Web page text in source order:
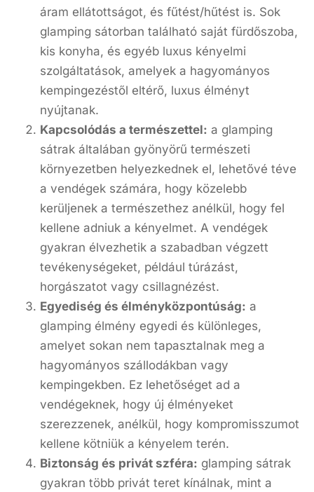
áram ellátottságot, és fűtést/hűtést is. Sok
glamping sátorban található saját fürdőszoba,
kis konyha, és egyéb luxus kényelmi
szolgáltatások, amelyek a hagyományos
kempingezéstől eltérő, luxus élményt
nyújtanak.
Kapcsolódás a természettel: a glamping
sátrak általában gyönyörű természeti
környezetben helyezkednek el, lehetővé téve
a vendégek számára, hogy közelebb
kerüljenek a természethez anélkül, hogy fel
kellene adniuk a kényelmet. A vendégek
gyakran élvezhetik a szabadban végzett
tevékenységeket, például túrázást,
horgászatot vagy csillagnézést.
Egyediség és élményközpontúság: a
glamping élmény egyedi és különleges,
amelyet sokan nem tapasztalnak meg a
hagyományos szállodákban vagy
kempingekben. Ez lehetőséget ad a
vendégeknek, hogy új élményeket
szerezzenek, anélkül, hogy kompromisszumot
kellene kötniük a kényelem terén.
Biztonság és privát szféra: glamping sátrak
gyakran több privát teret kínálnak, mint a